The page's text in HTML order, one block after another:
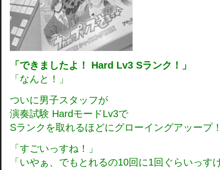
「できましたよ！ Hard Lv3 Sランク！」
「なんと！」
ついに男子スタッフが
演奏試験 HardモードLv3で
Sランクを取れるほどにグローイングアッープ
「すごいっすね！」
「いやぁ、でもとれるの10回に1回ぐらいっす